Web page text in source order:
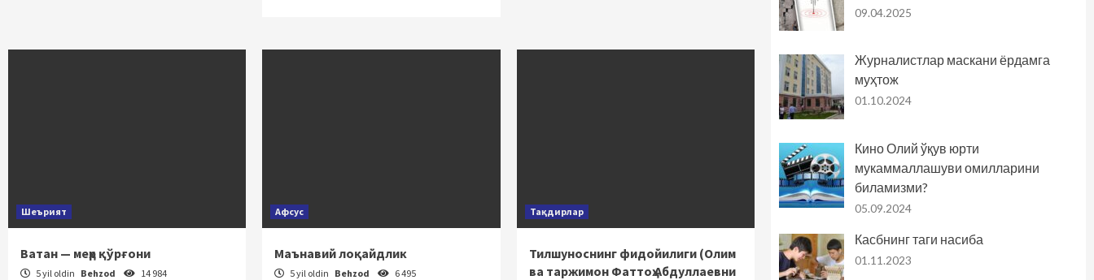
Шеърият
Ватан — меҳр қўрғони
5 yil oldin Behzod 14 984
Афсус
Маънавий лоқайдлик
5 yil oldin Behzod 6 495
Тақдирлар
Тилшуноснинг фидойилиги (Олим
ва таржимон Фаттоҳ Абдуллаевни
09.04.2025
Журналистлар маскани ёрдамга
муҳтож
01.10.2024
Кино Олий ўқув юрти
мукаммаллашуви омилларини
биламизми?
05.09.2024
Касбнинг таги насиба
01.11.2023